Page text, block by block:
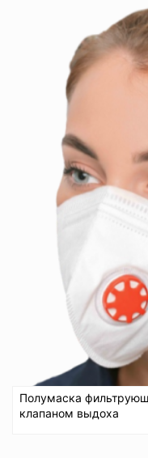
Полумаска
клапаном выдоха